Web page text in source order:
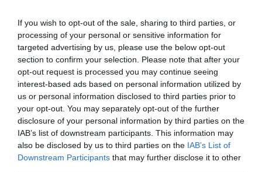
If you wish to opt-out of the sale, sharing to third parties, or
processing of your personal or sensitive information for
targeted advertising by us, please use the below opt-out
section to confirm your selection. Please note that after your
opt-out request is processed you may continue seeing
interest-based ads based on personal information utilized by
us or personal information disclosed to third parties prior to
your opt-out. You may separately opt-out of the further
disclosure of your personal information by third parties on the
IAB’s list of downstream participants. This information may
also be disclosed by us to third parties on the IAB’s List of
Downstream Participants that may further disclose it to other
PRONEWS.GR /ΕΣΩΤΕΡΙΚΗ ΑΣΦΑΛΕΙΑ
Από τα χειρότερα γλύτωσε 8χρονος
Βρετανός: Έκανε βουτιά σε παραλία της
Χαλκιδικής και χτύπησε με το κεφάλι σε
βράχο
08.08.2026 | 12:14